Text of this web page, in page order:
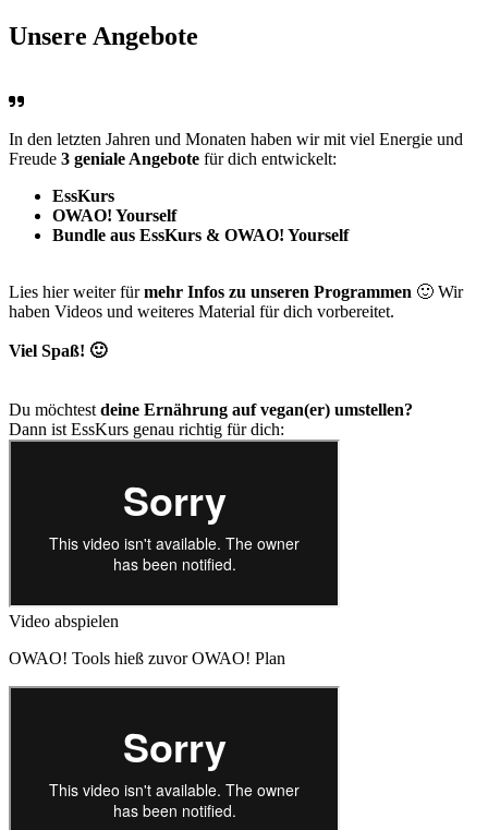
Unsere Angebote
In den letzten Jahren und Monaten haben wir mit viel Energie und
Freude 3 geniale Angebote für dich entwickelt:
EssKurs
OWAO! Yourself
Bundle aus EssKurs & OWAO! Yourself
Lies hier weiter fürmehr Infos zu unseren Programmen 🙂 Wir
haben Videos und weiteres Material für dich vorbereitet.
Viel Spaß! 🙂
Du möchtest deine Ernährung auf vegan(er) umstellen?
Dann ist EssKurs genau richtig für dich:
Video abspielen
OWAO! Tools hieß zuvor OWAO! Plan